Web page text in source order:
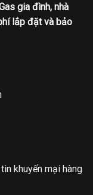
gia đình, nhà
lắp đặt và bảo
khuyến mại hàng